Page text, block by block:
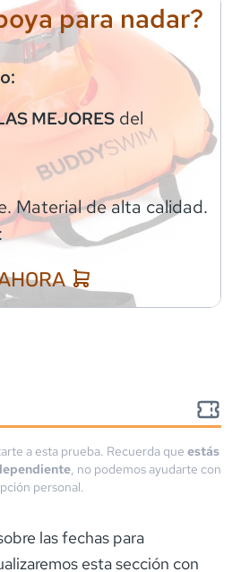
para nadar?
MEJORES del
Material de alta calidad.
a esta prueba. Recuerda que estás
, no podemos ayudarte con
personal.
las fechas para
esta sección con